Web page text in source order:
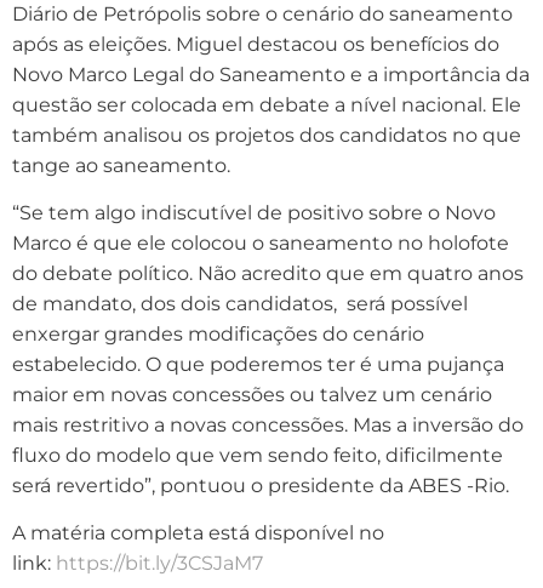
Diário de Petrópolis sobre o cenário do saneamento
após as eleições. Miguel destacou os benefícios do
Novo Marco Legal do Saneamento e a importância da
questão ser colocada em debate a nível nacional. Ele
também analisou os projetos dos candidatos no que
tange ao saneamento.
“Se tem algo indiscutível de positivo sobre o Novo
Marco é que ele colocou o saneamento no holofote
do debate político. Não acredito que em quatro anos
de mandato, dos dois candidatos, será possível
enxergar grandes modificações do cenário
estabelecido. O que poderemos ter é uma pujança
maior em novas concessões ou talvez um cenário
mais restritivo a novas concessões. Mas a inversão do
fluxo do modelo que vem sendo feito, dificilmente
será revertido”, pontuou o presidente da ABES -Rio.
A matéria completa está disponível no
link: https://bit.ly/3CSJaM7